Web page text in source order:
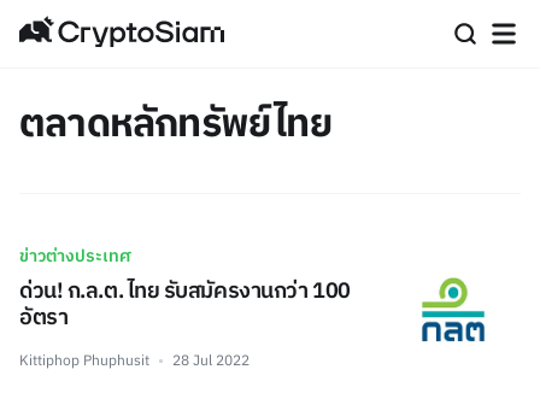
ตลาดหลักทรัพย์ไทย
ข่าวต่างประเทศ
ด่วน! ก.ล.ต. ไทย รับสมัครงานกว่า 100
อัตรา
Kittiphop Phuphusit 28 Jul 2022